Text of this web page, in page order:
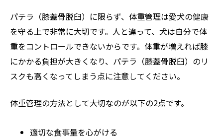
パテラ（膝蓋骨脱臼）に限らず、体重管理は愛犬の健康
を守る上で非常に大切です。人と違って、犬は自分で体
重をコントロールできないからです。体重が増えれば膝
にかかる負担が大きくなり、パテラ（膝蓋骨脱臼）のリ
スクも高くなってしまう点に注意してください。
体重管理の方法として大切なのが以下の2点です。
適切な食事量を心がける